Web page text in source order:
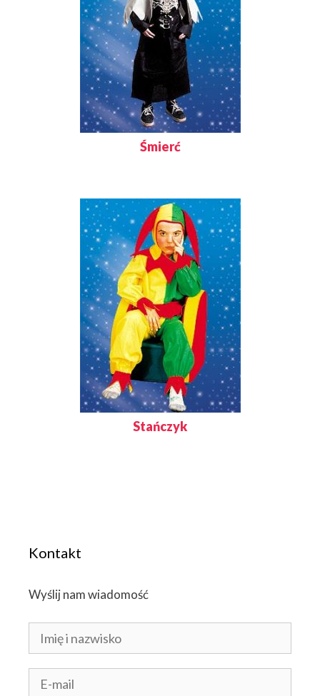
Śmierć
Stańczyk
Kontakt
Wyślij nam wiadomość